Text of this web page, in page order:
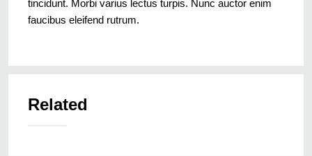
tincidunt. Morbi varius lectus turpis. Nunc auctor enim
faucibus eleifend rutrum.
Related